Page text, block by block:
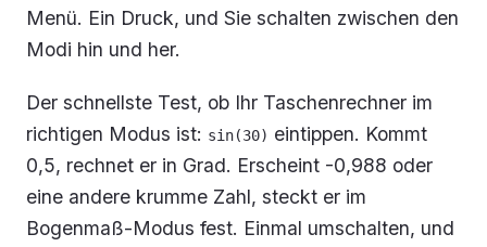
Menü. Ein Druck, und Sie schalten zwischen den
Modi hin und her.
Der schnellste Test, ob Ihr Taschenrechner im
richtigen Modus ist: sin(30) eintippen. Kommt
0,5, rechnet er in Grad. Erscheint -0,988 oder
eine andere krumme Zahl, steckt er im
Bogenmaß-Modus fest. Einmal umschalten, und